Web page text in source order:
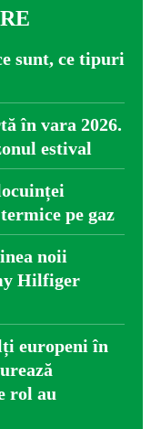
sunt, ce tipuri
în vara 2026.
estival
pe gaz
noii
Hilfiger
europeni în
rol au